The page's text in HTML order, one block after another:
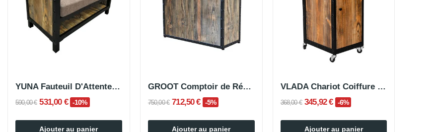
YUNA Fauteuil D'Attente 2 Places
590,00 € 531,00 € -10%
Ajouter au panier
GROOT Comptoir de Réception Boisé
750,00 € 712,50 € -5%
Ajouter au panier
VLADA Chariot Coiffure et Barbershop
368,00 € 345,92 € -6%
Ajouter au panier